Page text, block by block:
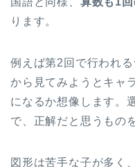
ります。
例えば第2回で行われ
から見てみようとキャ
になるか想像します。
で、正解だと思うもの
図形は苦手な子が多く